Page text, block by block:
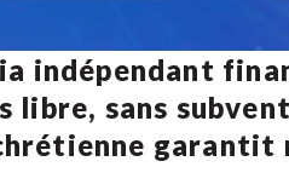
indépendant
libre, sans
garantit